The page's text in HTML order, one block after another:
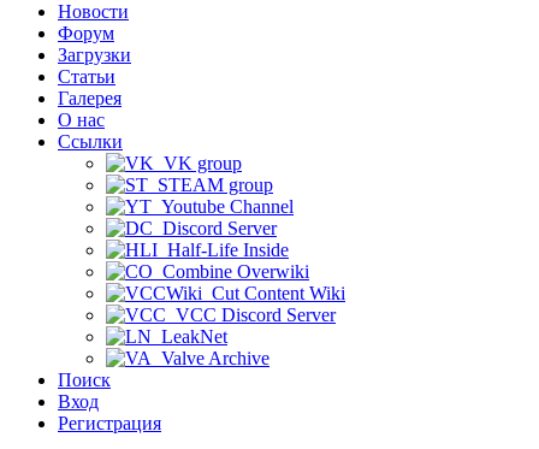
Новости
Форум
Загрузки
Статьи
Галерея
О нас
Ссылки
VK group
STEAM group
Youtube Channel
Discord Server
Half-Life Inside
Combine Overwiki
Cut Content Wiki
VCC Discord Server
LeakNet
Valve Archive
Поиск
Вход
Регистрация